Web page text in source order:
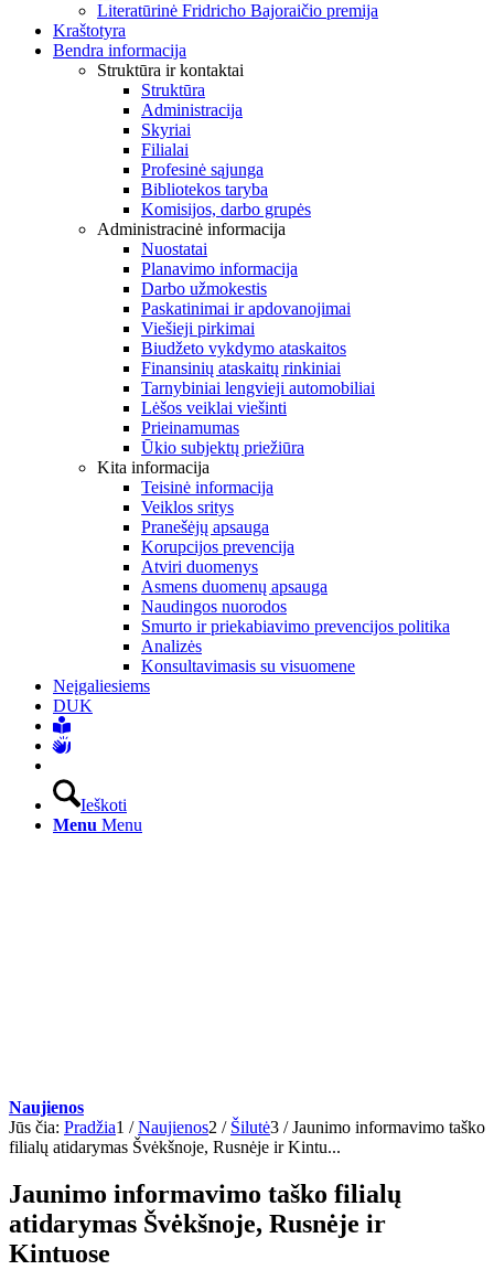
Literatūrinė Fridricho Bajoraičio premija
Kraštotyra
Bendra informacija
Struktūra ir kontaktai
Struktūra
Administracija
Skyriai
Filialai
Profesinė sąjunga
Bibliotekos taryba
Komisijos, darbo grupės
Administracinė informacija
Nuostatai
Planavimo informacija
Darbo užmokestis
Paskatinimai ir apdovanojimai
Viešieji pirkimai
Biudžeto vykdymo ataskaitos
Finansinių ataskaitų rinkiniai
Tarnybiniai lengvieji automobiliai
Lėšos veiklai viešinti
Prieinamumas
Ūkio subjektų priežiūra
Kita informacija
Teisinė informacija
Veiklos sritys
Pranešėjų apsauga
Korupcijos prevencija
Atviri duomenys
Asmens duomenų apsauga
Naudingos nuorodos
Smurto ir priekabiavimo prevencijos politika
Analizės
Konsultavimasis su visuomene
Neįgaliesiems
DUK
Ieškoti
Menu Menu
Naujienos
Jūs čia: Pradžia1 / Naujienos2 / Šilutė3 / Jaunimo informavimo taško
filialų atidarymas Švėkšnoje, Rusnėje ir Kintu...
Jaunimo informavimo taško filialų
atidarymas Švėkšnoje, Rusnėje ir
Kintuose